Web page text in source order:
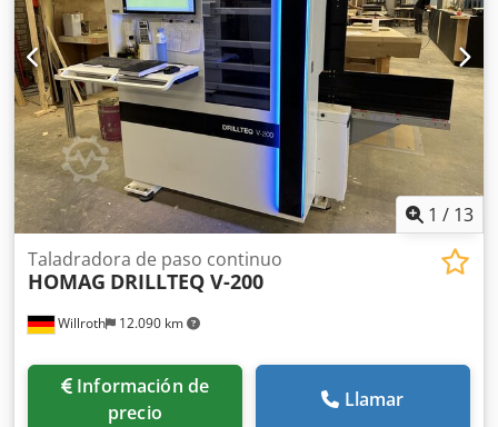
1 / 13
Willroth 12.090 km
Taladradora de paso continuo
HOMAG DRILLTEQ V-200
Información de
precio
Llamar